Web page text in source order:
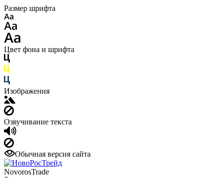
Размер шрифта
Цвет фона и шрифта
Изображения
Озвучивание текста
Обычная версия сайта
NovorosTrade